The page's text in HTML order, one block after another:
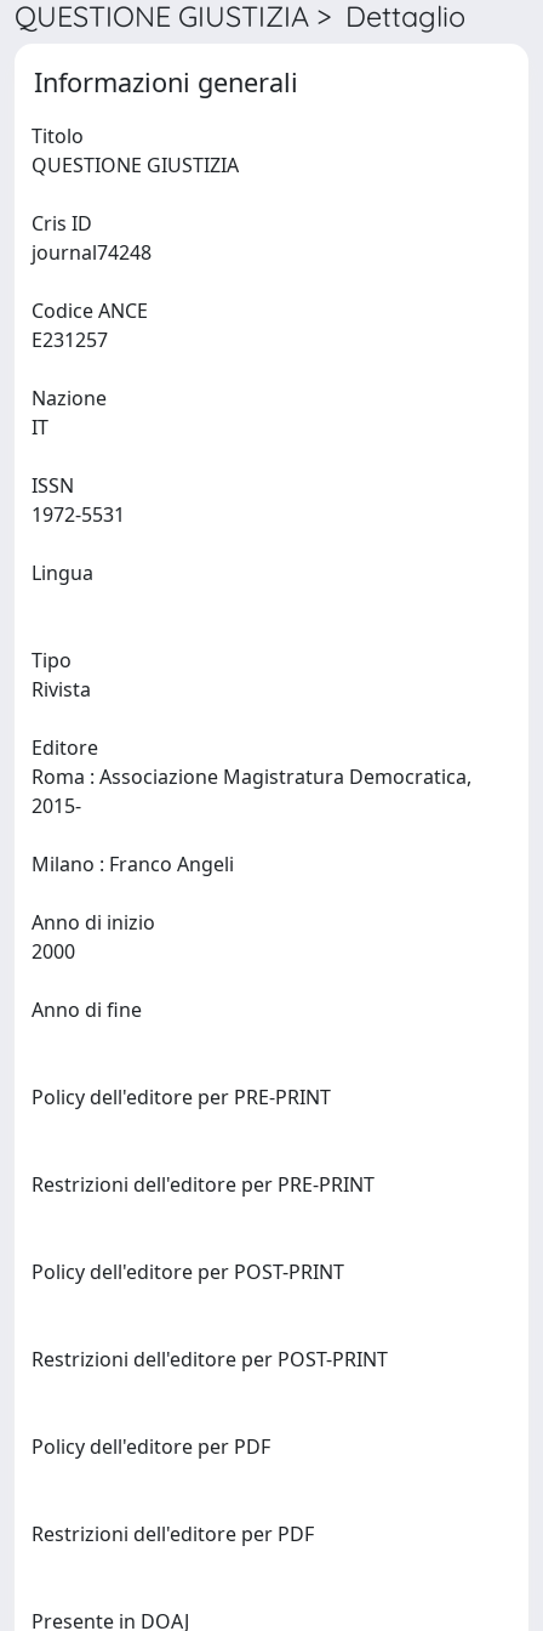
QUESTIONE GIUSTIZIA > Dettaglio
Informazioni generali
Titolo
Cris ID
Codice ANCE
Nazione
ISSN
Lingua
Tipo
Rivista
Editore
Roma : Associazione Magistratura Democratica,
2015-
Anno di inizio
Anno di fine
Policy dell'editore per PRE-PRINT
Restrizioni dell'editore per PRE-PRINT
Policy dell'editore per POST-PRINT
Restrizioni dell'editore per POST-PRINT
Policy dell'editore per PDF
Restrizioni dell'editore per PDF
Presente in DOAJ